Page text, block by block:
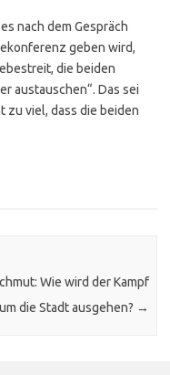
nach dem Gespräch
geben wird,
die beiden
austauschen“. Das sei
zu viel, dass die beiden
Wie wird der Kampf
um die Stadt ausgehen? →